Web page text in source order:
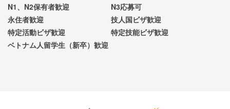
N1、N2保有者歓迎
N3応募可
永住者歓迎
技人国ビザ歓迎
特定活動ビザ歓迎
特定技能ビザ歓迎
ベトナム人留学生（新卒）歓迎